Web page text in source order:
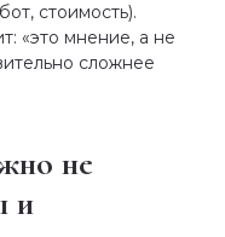
стоимость).
«это мнение, а не
сложнее
и